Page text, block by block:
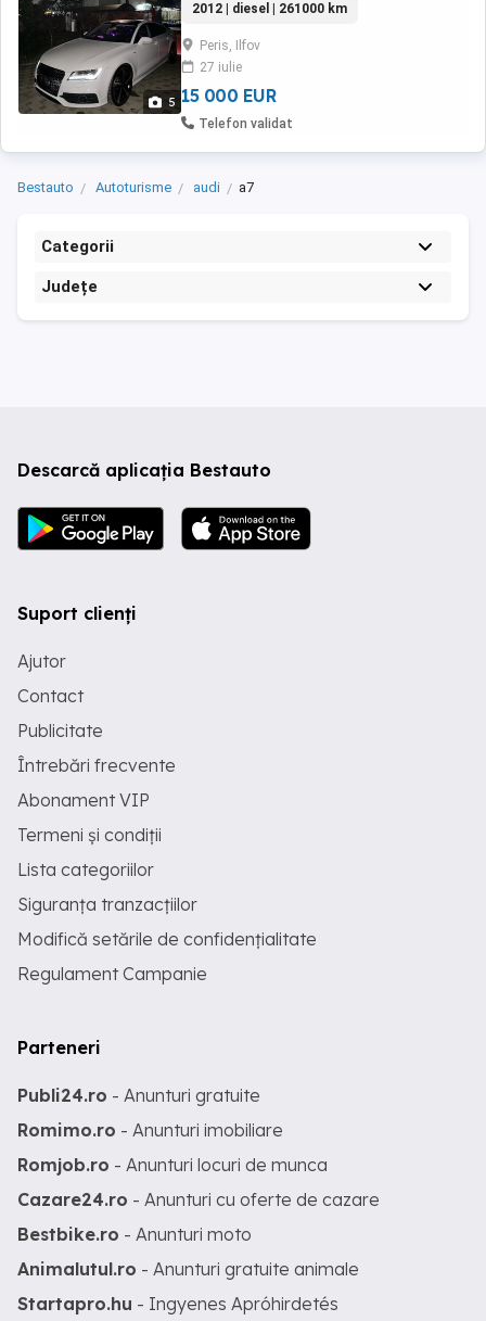
5
faruri bi xenon bluetooth portbagaj electric
torpedou refrigorat navigatia mare geamuri
electrice 261000 km
2012 | diesel | 261000 km
Peris, Ilfov
27 iulie
15 000 EUR
Telefon validat
Bestauto Autoturisme audi a7
Categorii
Județe
Descarcă aplicația Bestauto
Suport clienți
Ajutor
Contact
Publicitate
Întrebări frecvente
Abonament VIP
Termeni și condiții
Lista categoriilor
Siguranța tranzacțiilor
Modifică setările de confidențialitate
Regulament Campanie
Parteneri
Publi24.ro - Anunturi gratuite
Romimo.ro - Anunturi imobiliare
Romjob.ro - Anunturi locuri de munca
Cazare24.ro - Anunturi cu oferte de cazare
Bestbike.ro - Anunturi moto
Animalutul.ro - Anunturi gratuite animale
Startapro.hu - Ingyenes Apróhirdetés